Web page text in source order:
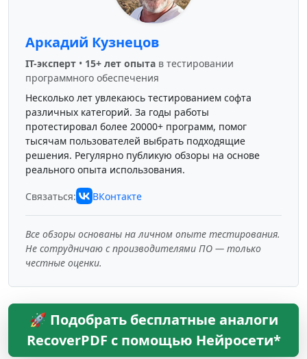
Аркадий Кузнецов
IT-эксперт • 15+ лет опыта в тестировании
программного обеспечения
Несколько лет увлекаюсь тестированием софта
различных категорий. За годы работы
протестировал более 20000+ программ, помог
тысячам пользователей выбрать подходящие
решения. Регулярно публикую обзоры на основе
реального опыта использования.
Связаться: ВКонтакте
Все обзоры основаны на личном опыте тестирования.
Не сотрудничаю с производителями ПО — только
честные оценки.
🚀 Подобрать бесплатные аналоги
RecoverPDF с помощью Нейросети*